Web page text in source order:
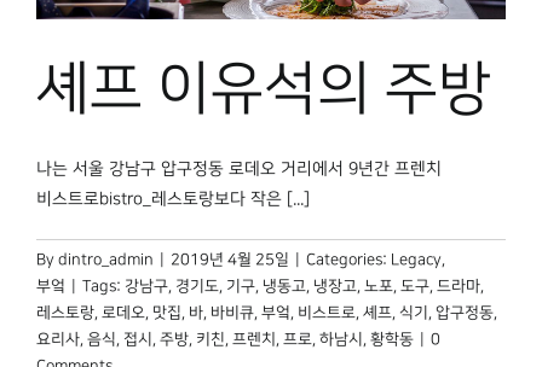
셰프 이유석의 주방
나는 서울 강남구 압구정동 로데오 거리에서 9년간 프렌치
비스트로bistro_레스토랑보다 작은 [...]
By dintro_admin 2019년 4월 25일 Categories: Legacy,
부엌
Tags: 강남구, 경기도, 기구, 냉동고, 냉장고, 노포, 도구, 드라마,
레스토랑, 로데오, 맛집, 바, 바비큐, 부엌, 비스트로, 셰프, 식기 , 압구정동,
요리사, 음식, 접시 , 주방, 키친, 프렌치 , 프로, 하남시 , 황학동
0